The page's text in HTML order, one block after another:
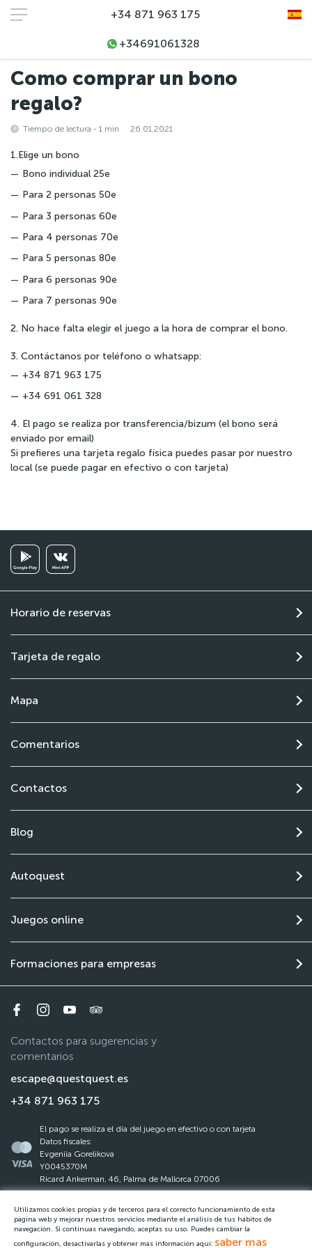
+34 871 963 175
+34691061328
Como comprar un bono regalo?
Como comprar un bono
regalo?
Tiempo de lectura - 1 min 26.01.2021
1.Elige un bono
Bono individual 25e
Para 2 personas 50e
Para 3 personas 60e
Para 4 personas 70e
Para 5 personas 80e
Para 6 personas 90e
Para 7 personas 90e
2. No hace falta elegir el juego a la hora de comprar el bono.
3. Contáctanos por teléfono o whatsapp:
+34 871 963 175
+34 691 061 328
4. El pago se realiza por transferencia/bizum (el bono será
enviado por email)
Si prefieres una tarjeta regalo física puedes pasar por nuestro
local (se puede pagar en efectivo o con tarjeta)
Horario de reservas
Tarjeta de regalo
Mapa
Comentarios
Contactos
Blog
Autoquest
Juegos online
Formaciones para empresas
Contactos para sugerencias y
comentarios
escape@questquest.es
+34 871 963 175
La ley de protección de datos
Reglas del Questquest
El pago se realiza el día del juego en efectivo o con tarjeta
Datos fiscales:
Evgeniia Gorelikova
Y0045370M
Ricard Ankerman, 46, Palma de Mallorca 07006
Utilizamos cookies propias y de terceros para el correcto funcionamiento de esta
página web y mejorar nuestros servicios mediante el análisis de tus hábitos de
navegación. Si continuas navegando, aceptas su uso. Puedes cambiar la
configuración, desactivarlas y obtener más información aquí: saber mas